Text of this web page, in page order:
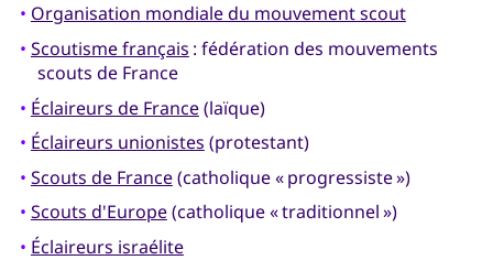
• Organisation mondiale du mouvement scout
• Scoutisme français : fédération des mouvements
scouts de France
• Éclaireurs de France(laïque)
• Éclaireurs unionistes (protestant)
• Scouts de France(catholique « progressiste »)
• Scouts d'Europe(catholique « traditionnel »)
• Éclaireurs israélite